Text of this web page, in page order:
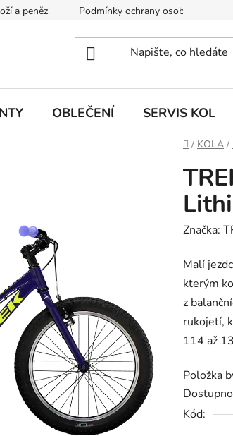
a peněz Podmínky ochrany osobních údajů
OBLEČENÍ SERVIS KOL
Domů
/ KOLA /
Značka:
Malí
kterým
z
rukojetí,
114 až
Položka
Kód: